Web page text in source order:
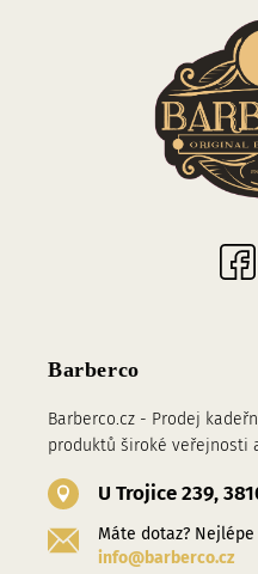
Barberco
Barberco.cz - Prodej
produktů široké veřejnosti
U Trojice 239,
Máte dotaz?
info@barberco.cz